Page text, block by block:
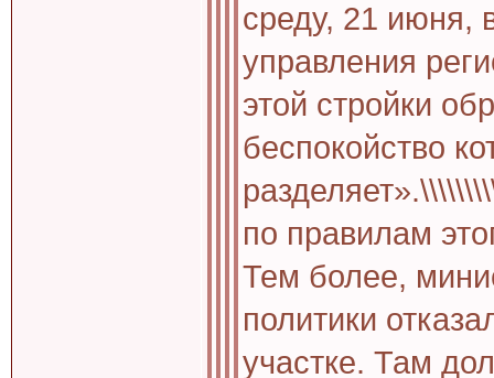
среду, 21 июня,
управления
этой стройки
беспокойство
по правилам
Тем более,
политики
участке. Там